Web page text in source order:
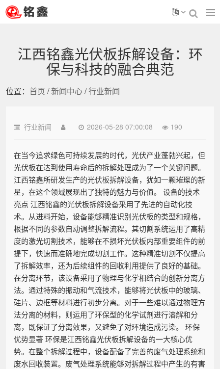
江西铭鑫光伏板拆解设备：环
保与科技的融合典范
位置： 首页 /新闻中心/行业新闻
行业新闻 2026-05-28 07:00:08 190
在当今追求绿色可持续发展的时代，光伏产业蓬勃兴起，但
光伏板在达到使用寿命后的拆解处理成为了一个关键问题。
江西铭鑫所研发生产的光伏板拆解设备，犹如一颗璀璨的新
星，在这个领域展现出了独特的魅力与价值。 设备的技术
亮点 江西铭鑫的光伏板拆解设备采用了先进的自动化技
术。从进料开始，设备能够精准识别光伏板的类型和规格，
根据不同的参数自动调整拆解流程。其切割系统运用了高精
度的激光切割技术，能够在不损坏光伏板内部重要组件的前
提下，快速而准确地完成切割工作。这种精准切割不仅提高
了拆解效率，还为后续组件的回收利用提供了良好的基础。
在分离环节，该设备采用了物理与化学相结合的创新分离方
法。通过特殊的振动和气流技术，能够将光伏板中的玻璃、
硅片、边框等材料进行初步分离。对于一些难以通过物理方
法分离的材料，则运用了环保型的化学试剂进行溶解和分
离，既保证了分离效果，又避免了对环境造成污染。 环保
优势显著 环保是江西铭鑫光伏板拆解设备的一大核心优
势。在整个拆解过程中，设备配备了完善的废气处理系统和
废水回收装置。废气处理系统能够对拆解过程中产生的有害